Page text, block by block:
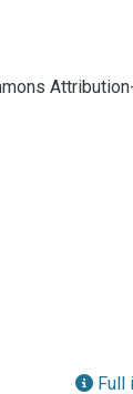
Full